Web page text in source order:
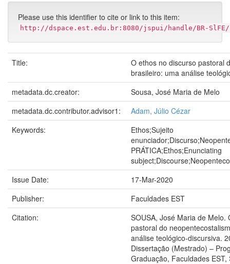
Please use this identifier to cite or link to this item:
http://dspace.est.edu.br:8080/jspui/handle/BR-SlFE/
Title:
O ethos no discurso pastoral
brasileiro: uma análise
metadata.dc.creator:
Sousa, José Maria de Melo
metadata.dc.contributor.advisor1:
Adam, Júlio Cézar
Keywords:
Ethos;Sujeito
PRÁTICA;Ethos;Enunciating
Issue Date:
17-Mar-2020
Publisher:
Faculdades EST
Citation:
SOUSA, José Maria de Melo.
pastoral do
análise teológico-discursiva.
Dissertação (Mestrado) –
Graduação, Faculdades